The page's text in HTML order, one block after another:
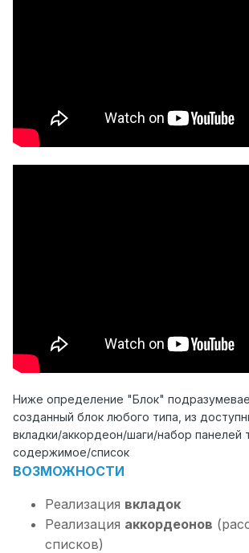
Ниже определение "Блок"
созданный блок любого типа, из
вкладки/аккордеон/шаги/набор панелей
содержимое/список
ВОЗМОЖНОСТИ
Реализация вкладок
Реализация аккордеонов
списков)